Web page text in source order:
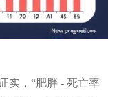
实，“肥胖 - 死亡率